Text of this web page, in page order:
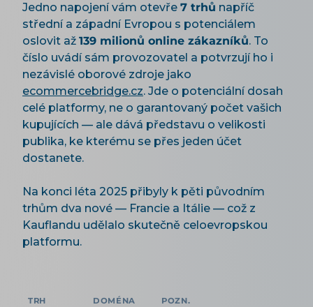
Jedno napojení vám otevře 7 trhů napříč
střední a západní Evropou s potenciálem
oslovit až 139 milionů online zákazníků. To
číslo uvádí sám provozovatel a potvrzují ho i
nezávislé oborové zdroje jako
ecommercebridge.cz. Jde o potenciální dosah
celé platformy, ne o garantovaný počet vašich
kupujících — ale dává představu o velikosti
publika, ke kterému se přes jeden účet
dostanete.
Na konci léta 2025 přibyly k pěti původním
trhům dva nové — Francie a Itálie — což z
Kauflandu udělalo skutečně celoevropskou
platformu.
TRH DOMÉNA POZN.